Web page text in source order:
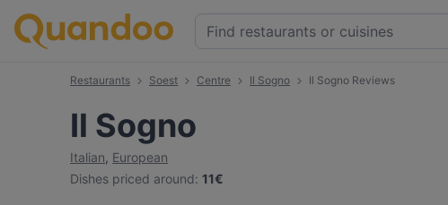
Restaurants Soest Centre Il Sogno Il Sogno Reviews
Il Sogno
Italian, European
Dishes priced around: 11€